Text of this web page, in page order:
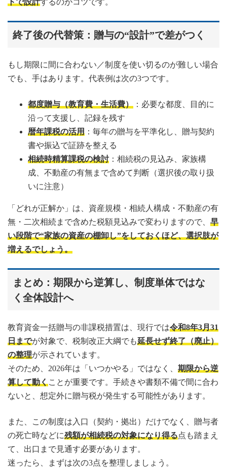
トで設計するのがコツです。
終了後の代替策：贈与の“設計”で差がつく
もし期限に間に合わない／制度を使い切るのが難しい場合
でも、手はあります。代表例は次の3つです。
都度贈与（教育費・生活費） ：必要な都度、目的に
沿って支援し、記録を残す
暦年課税の活用 ：毎年の贈与を平準化し、贈与契約
書や振込で証跡を整える
相続時精算課税の検討：相続税の見込み、家族構
成、不動産の有無まで含めて判断（選択後の取り扱
いに注意）
「どれが正解か」は、資産規模・相続人構成・不動産の有
無・二次相続まで含めた税額見込みで変わりますので、 早
い段階で“家族の資産の棚卸し”をしておくほど、選択肢が
増えるでしょう。
まとめ：期限から逆算し、制度単体ではな
く全体設計へ
教育資金一括贈与の非課税措置は、現行では令和8年3月31
日までが対象で、税制改正大綱でも延長せず終了（廃止）
の整理が示されています。
そのため、2026年は「いつかやる」ではなく、 期限から逆
算して動くことが重要です。手続きや書類不備で間に合わ
ないと、想定外に贈与税が発生する可能性があります。
また、この制度は入口（契約・拠出）だけでなく、贈与者
の死亡時などに残額が相続税の対象になり得る点も踏まえ
て、出口まで見通す必要があります。
迷ったら、まずは次の3点を整理しましょう。